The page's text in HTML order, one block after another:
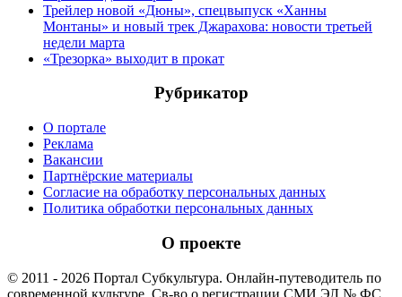
Трейлер новой «Дюны», спецвыпуск «Ханны
Монтаны» и новый трек Джарахова: новости третьей
недели марта
«Трезорка» выходит в прокат
Рубрикатор
О портале
Реклама
Вакансии
Партнёрские материалы
Согласие на обработку персональных данных
Политика обработки персональных данных
О проекте
© 2011 - 2026 Портал Субкультура. Онлайн-путеводитель по
современной культуре. Св-во о регистрации СМИ ЭЛ № ФС